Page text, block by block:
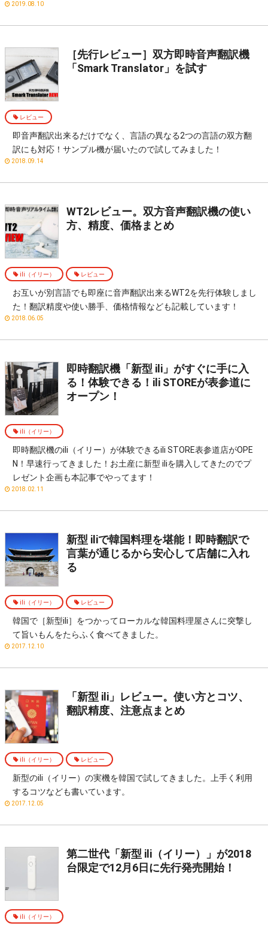
2019.08.10
［先行レビュー］双方即時音声翻訳機
「Smark Translator」を試す
レビュー
即音声翻訳出来るだけでなく、言語の異なる2つの言語の双方翻
訳にも対応！サンプル機が届いたので試してみました！
2018.09.14
WT2レビュー。双方音声翻訳機の使い
方、精度、価格まとめ
ili（イリー） レビュー
お互いが別言語でも即座に音声翻訳出来るWT2を先行体験しまし
た！翻訳精度や使い勝手、価格情報なども記載しています！
2018.06.05
即時翻訳機「新型 ili」がすぐに手に入
る！体験できる！ili STOREが表参道に
オープン！
ili（イリー）
即時翻訳機のili（イリー）が体験できるili STORE表参道店がOPE
N！早速行ってきました！お土産に新型 iliを購入してきたのでプ
レゼント企画も本記事でやってます！
2018.02.11
新型 iliで韓国料理を堪能！即時翻訳で
言葉が通じるから安心して店舗に入れ
る
ili（イリー） レビュー
韓国で［新型ili］をつかってローカルな韓国料理屋さんに突撃し
て旨いもんをたらふく食べてきました。
2017.12.10
「新型 ili」レビュー。使い方とコツ、
翻訳精度、注意点まとめ
ili（イリー） レビュー
新型のili（イリー）の実機を韓国で試してきました。上手く利用
するコツなども書いています。
2017.12.05
第二世代「新型 ili（イリー）」が2018
台限定で12月6日に先行発売開始！
ili（イリー）